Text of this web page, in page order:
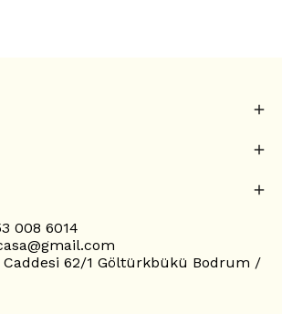
008 6014
62/1 Göltürkbükü Bodrum /